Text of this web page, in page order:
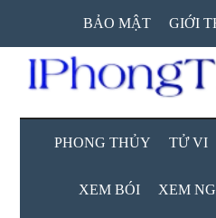
main
content
secondary
menu
primary
sidebar
BẢO MẬT GIỚI
PHONG THỦY TỬ VI
XEM BÓI XEM